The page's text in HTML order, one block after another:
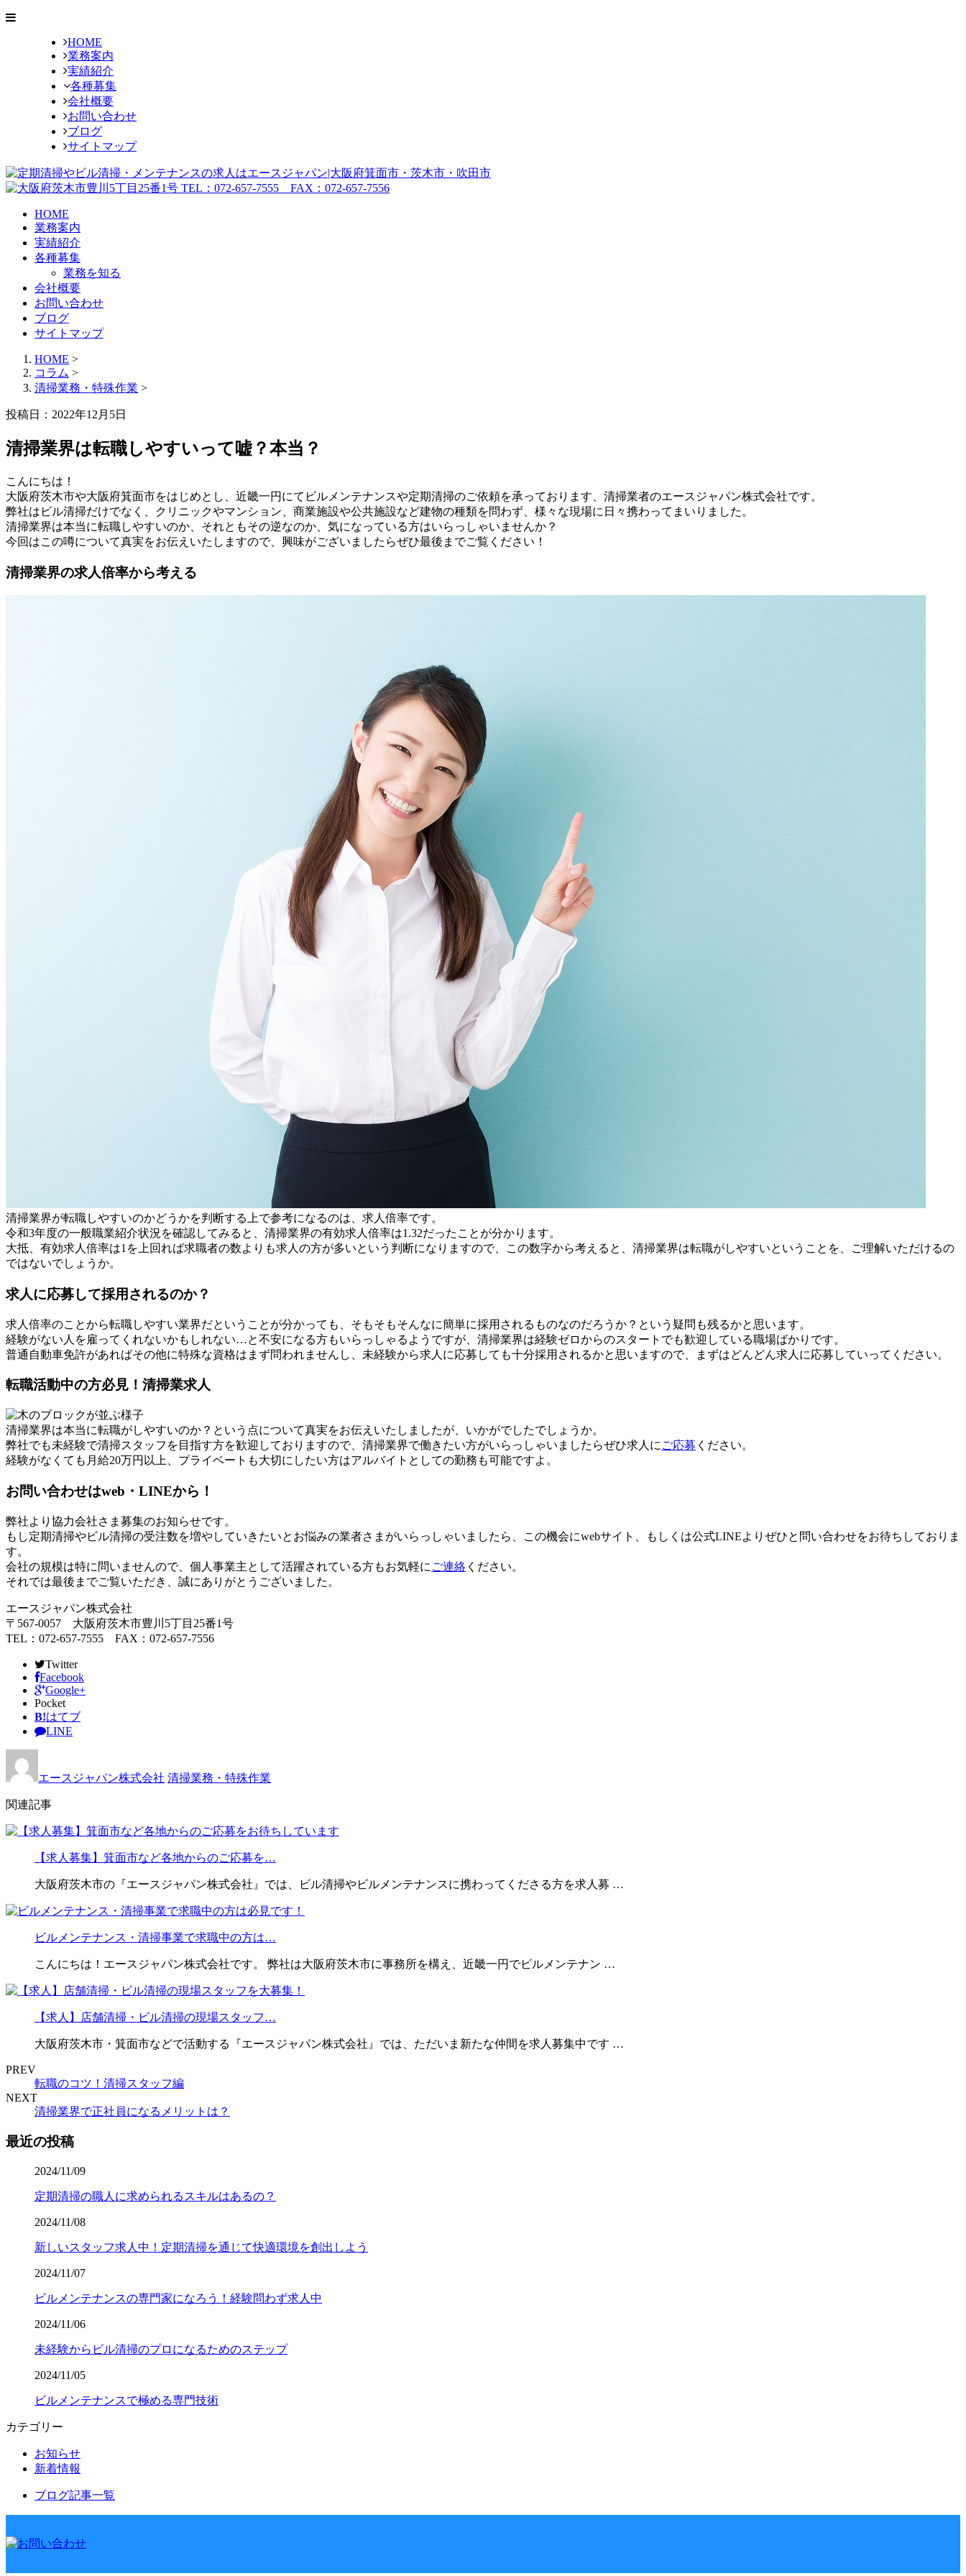
HOME
業務案内
実績紹介
各種募集
会社概要
お問い合わせ
ブログ
サイトマップ
HOME
業務案内
実績紹介
各種募集
業務を知る
会社概要
お問い合わせ
ブログ
サイトマップ
HOME >
コラム >
清掃業務・特殊作業 >
投稿日：2022年12月5日
清掃業界は転職しやすいって嘘？本当？
こんにちは！
大阪府茨木市や大阪府箕面市をはじめとし、近畿一円にてビルメンテナンスや定期清掃のご依頼を承っております、清掃業者のエースジャパン株式会社です。
弊社はビル清掃だけでなく、クリニックやマンション、商業施設や公共施設など建物の種類を問わず、様々な現場に日々携わってまいりました。
清掃業界は本当に転職しやすいのか、それともその逆なのか、気になっている方はいらっしゃいませんか？
今回はこの噂について真実をお伝えいたしますので、興味がございましたらぜひ最後までご覧ください！
清掃業界の求人倍率から考える
清掃業界が転職しやすいのかどうかを判断する上で参考になるのは、求人倍率です。
令和3年度の一般職業紹介状況を確認してみると、清掃業界の有効求人倍率は1.32だったことが分かります。
大抵、有効求人倍率は1を上回れば求職者の数よりも求人の方が多いという判断になりますので、この数字から考えると、清掃業界は転職がしやすいということを、ご理解いただけるの
ではないでしょうか。
求人に応募して採用されるのか？
求人倍率のことから転職しやすい業界だということが分かっても、そもそもそんなに簡単に採用されるものなのだろうか？という疑問も残るかと思います。
経験がない人を雇ってくれないかもしれない…と不安になる方もいらっしゃるようですが、清掃業界は経験ゼロからのスタートでも歓迎している職場ばかりです。
普通自動車免許があればその他に特殊な資格はまず問われませんし、未経験から求人に応募しても十分採用されるかと思いますので、まずはどんどん求人に応募していってください。
転職活動中の方必見！清掃業求人
清掃業界は本当に転職がしやすいのか？という点について真実をお伝えいたしましたが、いかがでしたでしょうか。
弊社でも未経験で清掃スタッフを目指す方を歓迎しておりますので、清掃業界で働きたい方がいらっしゃいましたらぜひ求人に ご応募 ください。
経験がなくても月給20万円以上、プライベートも大切にしたい方はアルバイトとしての勤務も可能ですよ。
お問い合わせはweb・LINEから！
弊社より協力会社さま募集のお知らせです。
もし定期清掃やビル清掃の受注数を増やしていきたいとお悩みの業者さまがいらっしゃいましたら、この機会にwebサイト、もしくは公式LINEよりぜひと問い合わせをお待ちしておりま
す。
会社の規模は特に問いませんので、個人事業主として活躍されている方もお気軽に ご連絡 ください。
それでは最後までご覧いただき、誠にありがとうございました。
エースジャパン株式会社
〒567-0057 大阪府茨木市豊川5丁目25番1号
TEL：072-657-7555 FAX：072-657-7556
Twitter
Facebook
Google+
Pocket
B!はてブ
LINE
エースジャパン株式会社 清掃業務・特殊作業
関連記事
【求人募集】箕面市など各地からのご応募を…
大阪府茨木市の『エースジャパン株式会社』では、ビル清掃やビルメンテナンスに携わってくださる方を求人募 …
ビルメンテナンス・清掃事業で求職中の方は…
こんにちは！エースジャパン株式会社です。 弊社は大阪府茨木市に事務所を構え、近畿一円でビルメンテナン …
【求人】店舗清掃・ビル清掃の現場スタッフ…
大阪府茨木市・箕面市などで活動する『エースジャパン株式会社』では、ただいま新たな仲間を求人募集中です …
PREV
転職のコツ！清掃スタッフ編
NEXT
清掃業界で正社員になるメリットは？
最近の投稿
2024/11/09
定期清掃の職人に求められるスキルはあるの？
2024/11/08
新しいスタッフ求人中！定期清掃を通じて快適環境を創出しよう
2024/11/07
ビルメンテナンスの専門家になろう！経験問わず求人中
2024/11/06
未経験からビル清掃のプロになるためのステップ
2024/11/05
ビルメンテナンスで極める専門技術
カテゴリー
お知らせ
新着情報
ブログ記事一覧